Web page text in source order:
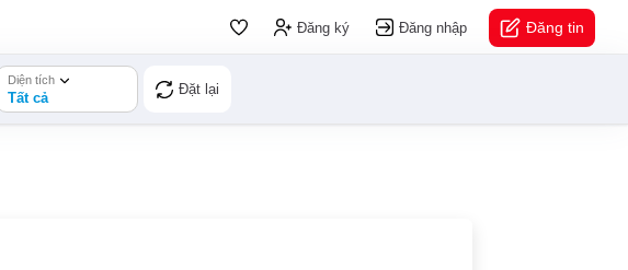
Đăng ký Đăng nhập Đăng tin
Diện tích
Tất cả
Đặt lại